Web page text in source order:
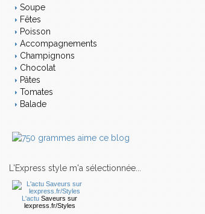
Soupe
Fêtes
Poisson
Accompagnements
Champignons
Chocolat
Pâtes
Tomates
Balade
L'Express style m'a sélectionnée...
L'actu Saveurs sur
lexpress.fr/Styles